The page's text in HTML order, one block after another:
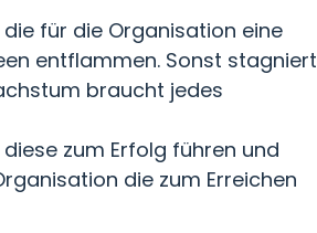
für die Organisation eine
entflammen. Sonst stagniert
braucht jedes
zum Erfolg führen und
die zum Erreichen